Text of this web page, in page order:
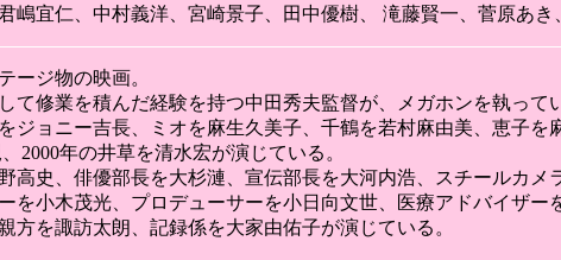
嶋宜仁、中村義洋、宮崎景子、田中優樹、 滝藤賢一、菅原あき
ージ物の映画。
て修業を積んだ経験を持つ中田秀夫監督が、メガホンを執って
ジョニー吉長、ミオを麻生久美子、千鶴を若村麻由美、恵子
2000年の井草を清水宏が演じている。
高史、俳優部長を大杉漣、宣伝部長を大河内浩、スチールカメ
を小木茂光、プロデューサーを小日向文世、医療アドバイザ
方を諏訪太朗、記録係を大家由佑子が演じている。